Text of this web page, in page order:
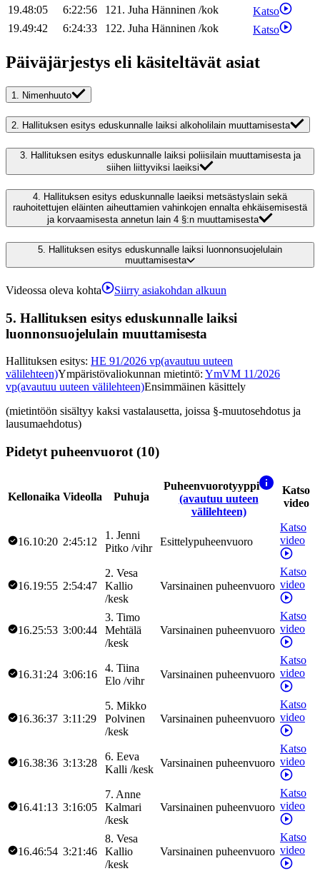
19.48:05
6:22:56 121. Juha Hänninen /kok
Katso
19.49:42
6:24:33 122. Juha Hänninen /kok Katso
Päiväjärjestys eli käsiteltävät asiat
1. Nimenhuuto
2. Hallituksen esitys eduskunnalle laiksi alkoholilain muuttamisesta
3. Hallituksen esitys eduskunnalle laiksi poliisilain muuttamisesta ja
siihen liittyviksi laeiksi
4. Hallituksen esitys eduskunnalle laeiksi metsästyslain sekä
rauhoitettujen eläinten aiheuttamien vahinkojen ennalta ehkäisemisestä
ja korvaamisesta annetun lain 4 §:n muuttamisesta
5. Hallituksen esitys eduskunnalle laiksi luonnonsuojelulain
muuttamisesta
Videossa oleva kohta Siirry asiakohdan alkuun
5. Hallituksen esitys eduskunnalle laiksi
luonnonsuojelulain muuttamisesta
Hallituksen esitys: HE 91/2026 vp(avautuu uuteen
välilehteen)Ympäristövaliokunnan mietintö: YmVM 11/2026
vp(avautuu uuteen välilehteen)Ensimmäinen käsittely
(mietintöön sisältyy kaksi vastalausetta, joissa §-muutosehdotus ja
lausumaehdotus)
Pidetyt puheenvuorot (10)
Kellonaika Videolla Puhuja
Puheenvuorotyyppi
(avautuu uuteen
välilehteen)
Katso
video
16.10:20 2:45:12
1 . Jenni
Pitko /vihr
Esittelypuheenvuoro
Katso
video
16.19:55 2:54:47
2. Vesa
Kallio
/kesk
Varsinainen puheenvuoro
Katso
video
16.25:53 3:00:44
3. Timo
Mehtälä
/kesk
Varsinainen puheenvuoro
Katso
video
16.31:24 3:06:16
4. Tiina
Elo /vihr
Varsinainen puheenvuoro
Katso
video
16.36:37 3:11:29
5. Mikko
Polvinen
/kesk
Varsinainen puheenvuoro
Katso
video
16.38:36 3:13:28
6. Eeva
Kalli /kesk
Varsinainen puheenvuoro
Katso
video
16.41:13 3:16:05
7. Anne
Kalmari
/kesk
Varsinainen puheenvuoro
Katso
video
16.46:54 3:21:46
8. Vesa
Kallio
/kesk
Varsinainen puheenvuoro
Katso
video